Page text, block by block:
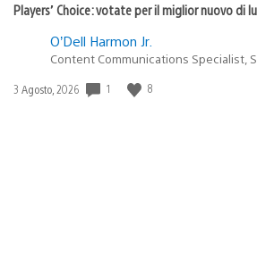
Players’ Choice: votate per il miglior nuovo di
O’Dell Harmon Jr.
Content Communications Specialist,
Data
3 Agosto, 2026 1 8